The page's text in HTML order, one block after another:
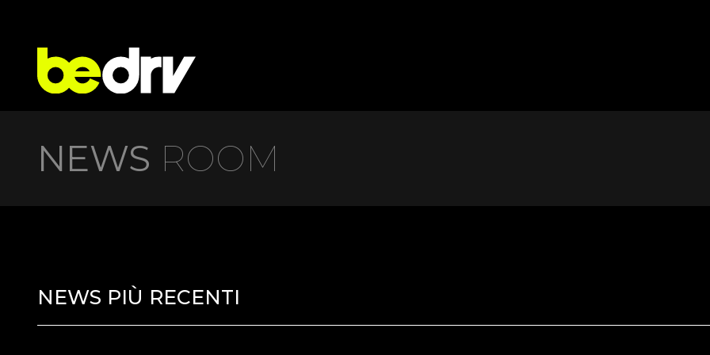
NEWS ROOM
NEWS PIÙ RECENTI